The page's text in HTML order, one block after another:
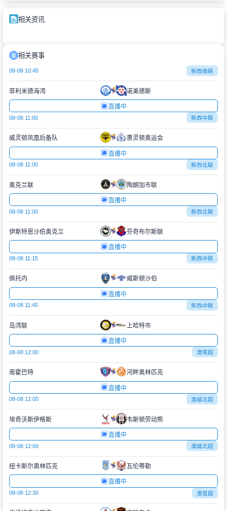
相关资讯
相关赛事
08-08 10:45 新西南联
菲利米德海湾 诺美德斯
直播中
08-08 11:00 新西中联
威灵顿凤凰后备队 惠灵顿奥运会
直播中
08-08 11:00 新西北联
奥克兰联 陶朗加市联
直播中
08-08 11:00 新西北联
伊斯特恩沙伯奥克兰 芬奇布尔斯联
直播中
08-08 11:15 新西中联
佩托内 威斯顿沙伯
直播中
08-08 11:45 新西中联
岛湾联 上哈特市
直播中
08-08 12:00 澳塔超
南霍巴特 河畔奥林匹克
直播中
08-08 12:00 澳威北超
埃奇沃斯伊格斯 韦斯顿劳动熊
直播中
08-08 12:00 澳威北超
纽卡斯尔奥林匹克 瓦伦蒂勒
直播中
08-08 12:30 澳首超